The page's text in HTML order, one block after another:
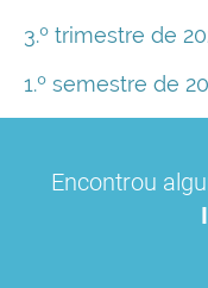
3.º trimestre de
1.º semestre de
Encontrou